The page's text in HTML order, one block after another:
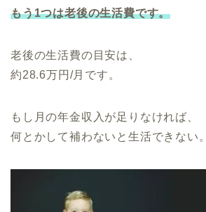
もう1つは老後の生活費です。
老後の生活費の目安は、
約28.6万円/月です。
もし月の年金収入が足りなければ、
何とかして補わないと生活できない。